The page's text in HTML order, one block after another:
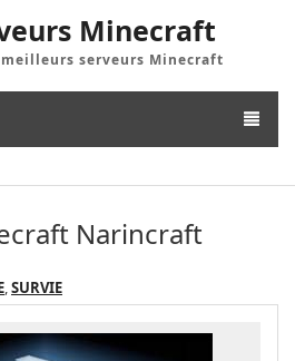
Minecraft
meilleurs serveurs Minecraft
Narincraft
,SURVIE